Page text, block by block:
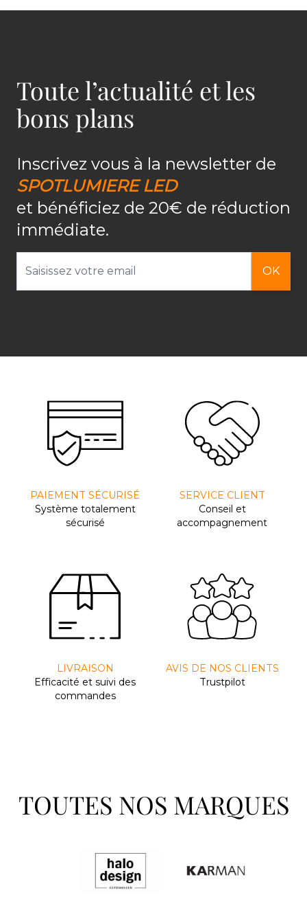
Toute l’actualité et les
bons plans
Inscrivez vous à la newsletter de
SPOTLUMIERE LED
et bénéficiez de 20€ de réduction
immédiate.
OK
PAIEMENT SÉCURISÉ
Système totalement
sécurisé
SERVICE CLIENT
Conseil et
accompagnement
LIVRAISON
Efﬁcacité et suivi des
commandes
AVIS DE NOS CLIENTS
Trustpilot
TOUTES NOS MARQUES